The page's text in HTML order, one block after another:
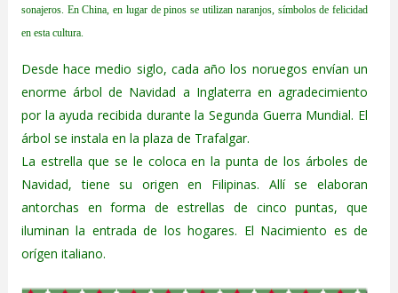
sonajeros. En China, en lugar de pinos se utilizan naranjos, símbolos de felicidad
en esta cultura.
Desde hace medio siglo, cada año los noruegos envían un
enorme árbol de Navidad a Inglaterra en agradecimiento
por la ayuda recibida durante la Segunda Guerra Mundial. El
árbol se instala en la plaza de Trafalgar.
La estrella que se le coloca en la punta de los árboles de
Navidad, tiene su origen en Filipinas. Allí se elaboran
antorchas en forma de estrellas de cinco puntas, que
iluminan la entrada de los hogares. El Nacimiento es de
orígen italiano.